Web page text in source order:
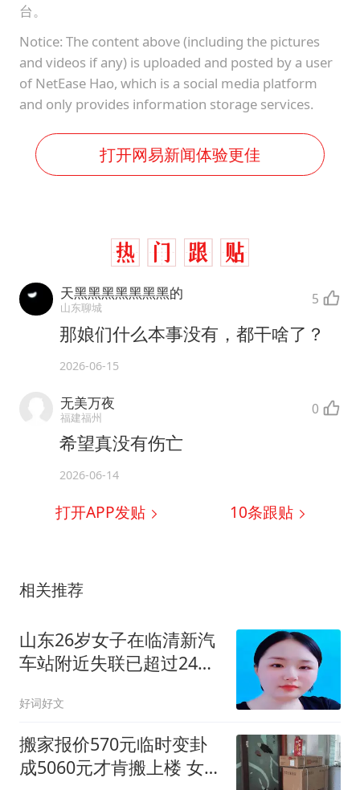
台。
Notice: The content above (including the pictures
and videos if any) is uploaded and posted by a user
of NetEase Hao, which is a social media platform
and only provides information storage services.
打开网易新闻体验更佳
天黑黑黑黑黑黑黑的
山东聊城 5
那娘们什么本事没有，都干啥了？
2026-06-15
无美万夜
福建福州 0
希望真没有伤亡
2026-06-14
打开APP发贴 10条跟贴
相关推荐
山东26岁女子在临清新汽
车站附近失联已超过24个
好词好文
搬家报价570元临时变卦
成5060元才肯搬上楼 女子